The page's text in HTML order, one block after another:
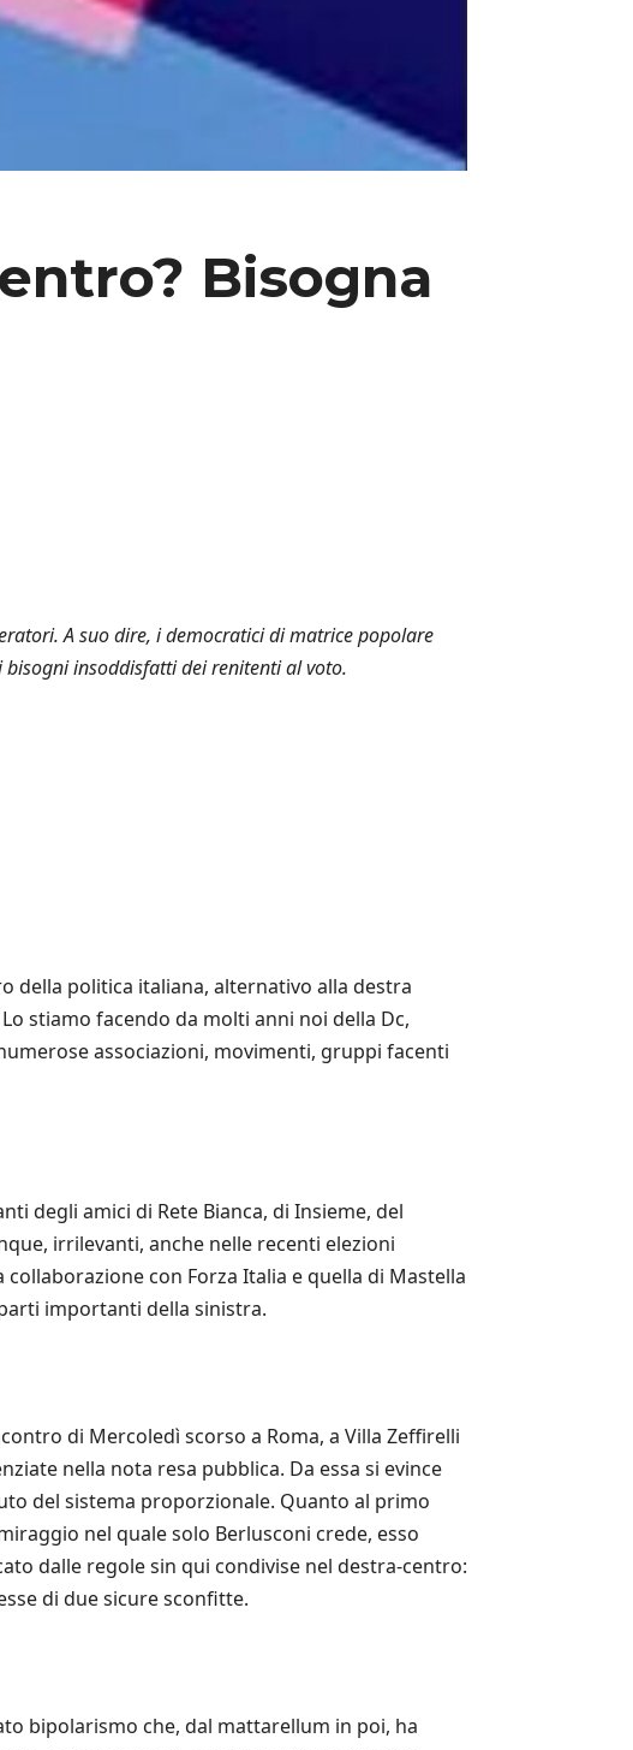
Bisogna
A suo dire, i democratici di matrice popolare
insoddisfatti dei renitenti al voto.
della politica italiana, alternativo alla destra
stiamo facendo da molti anni noi della Dc,
associazioni, movimenti, gruppi facenti
degli amici di Rete Bianca, di Insieme, del
irrilevanti, anche nelle recenti elezioni
con Forza Italia e quella di Mastella
importanti della sinistra.
di Mercoledì scorso a Roma, a Villa Zeffirelli
nella nota resa pubblica. Da essa si evince
del sistema proporzionale. Quanto al primo
nel quale solo Berlusconi crede, esso
dalle regole sin qui condivise nel destra-centro:
di due sicure sconfitte.
bipolarismo che, dal mattarellum in poi, ha